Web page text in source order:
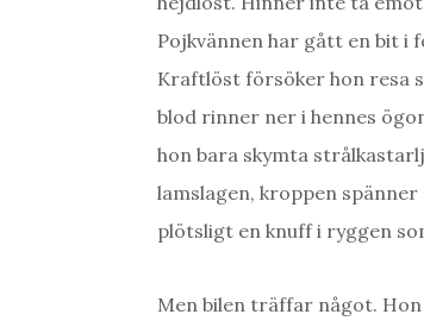
Pojkvännen har gått en bit i
Kraftlöst försöker hon resa
blod rinner ner i hennes
hon bara skymta
lamslagen, kroppen
plötsligt en knuff i ryggen
Men bilen träffar något.